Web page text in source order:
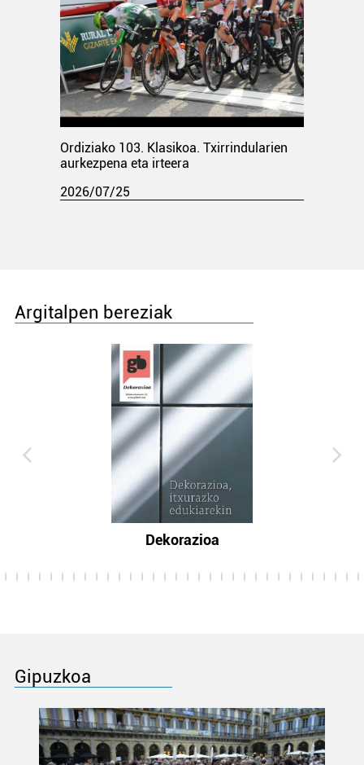
Ordiziako 103. Klasikoa. Txirrindularien
aurkezpena eta irteera
2026/07/25
Argitalpen bereziak
Dekorazioa
Gipuzkoa